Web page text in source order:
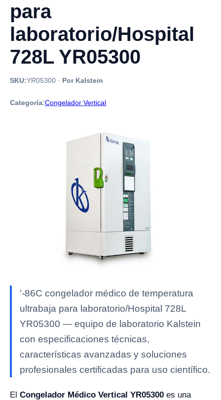
para
laboratorio/Hospital
728L YR05300
SKU:YR05300 · Por Kalstein
Categoría:Congelador Vertical
'-86C congelador médico de temperatura
ultrabaja para laboratorio/Hospital 728L
YR05300 — equipo de laboratorio Kalstein
con especificaciones técnicas,
características avanzadas y soluciones
profesionales certificadas para uso científico.
El Congelador Médico Vertical YR05300 es una